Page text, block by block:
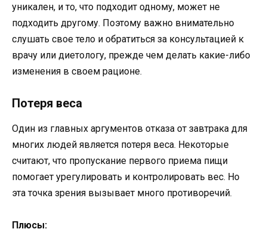
уникален, и то, что подходит одному, может не
подходить другому. Поэтому важно внимательно
слушать свое тело и обратиться за консультацией к
врачу или диетологу, прежде чем делать какие-либо
изменения в своем рационе.
Потеря веса
Один из главных аргументов отказа от завтрака для
многих людей является потеря веса. Некоторые
считают, что пропускание первого приема пищи
помогает урегулировать и контролировать вес. Но
эта точка зрения вызывает много противоречий.
Плюсы: